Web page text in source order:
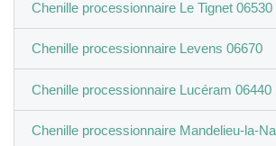
Chenille processionnaire Le Tignet 06530
Chenille processionnaire Levens 06670
Chenille processionnaire Lucéram 06440
Chenille processionnaire Mandelieu-la-